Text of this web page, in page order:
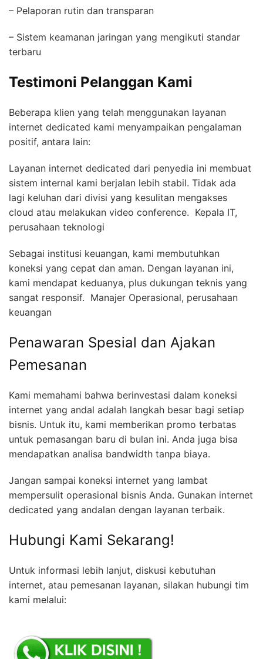
– Pelaporan rutin dan transparan
– Sistem keamanan jaringan yang mengikuti standar
terbaru
Testimoni Pelanggan Kami
Beberapa klien yang telah menggunakan layanan
internet dedicated kami menyampaikan pengalaman
positif, antara lain:
Layanan internet dedicated dari penyedia ini membuat
sistem internal kami berjalan lebih stabil. Tidak ada
lagi keluhan dari divisi yang kesulitan mengakses
cloud atau melakukan video conference.  Kepala IT,
perusahaan teknologi
Sebagai institusi keuangan, kami membutuhkan
koneksi yang cepat dan aman. Dengan layanan ini,
kami mendapat keduanya, plus dukungan teknis yang
sangat responsif.  Manajer Operasional, perusahaan
keuangan
Penawaran Spesial dan Ajakan
Pemesanan
Kami memahami bahwa berinvestasi dalam koneksi
internet yang andal adalah langkah besar bagi setiap
bisnis. Untuk itu, kami memberikan promo terbatas
untuk pemasangan baru di bulan ini. Anda juga bisa
mendapatkan analisa bandwidth tanpa biaya.
Jangan sampai koneksi internet yang lambat
mempersulit operasional bisnis Anda. Gunakan internet
dedicated yang andalan dengan layanan terbaik.
Hubungi Kami Sekarang!
Untuk informasi lebih lanjut, diskusi kebutuhan
internet, atau pemesanan layanan, silakan hubungi tim
kami melalui: